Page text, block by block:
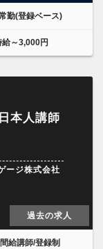
勤(登録ベース)
給～3,000円
本人講師
ージ株式会社
過去の求人
給講師/登録制